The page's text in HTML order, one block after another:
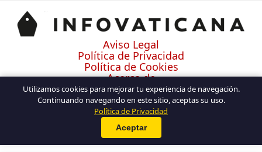
Aviso Legal
Política de Privacidad
Política de Cookies
Acerca de
Contacto
Utilizamos cookies para mejorar tu experiencia de navegación.
Continuando navegando en este sitio, aceptas su uso.
Política de Privacidad
Aceptar